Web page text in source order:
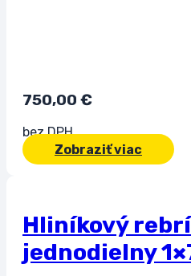
750,00 €
bez DPH
Zobraziť viac
Hliníkový
jednodielny